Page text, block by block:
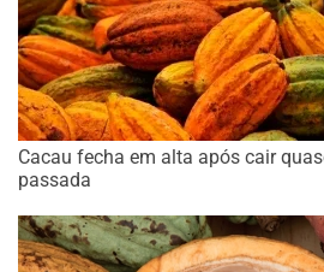
Cacau fecha em alta após cair
passada